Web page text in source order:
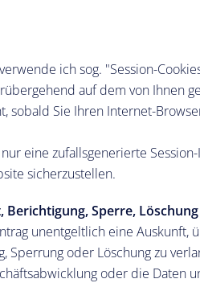
ich sog. "Session-
auf dem von Ihnen
sobald Sie Ihren Internet-
eine zufallsgenerierte
sicherzustellen.
Berichtigung, Sperre,
unentgeltlich eine
Sperrung oder Löschung zu
oder die Daten